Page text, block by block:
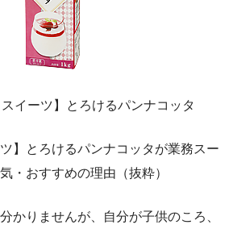
イーツ】とろけるパンナコッタ
】とろけるパンナコッタが業務スー
・おすすめの理由（抜粋）
かりませんが、自分が子供のころ、